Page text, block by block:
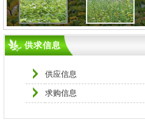
供求信息
供应信息
求购信息